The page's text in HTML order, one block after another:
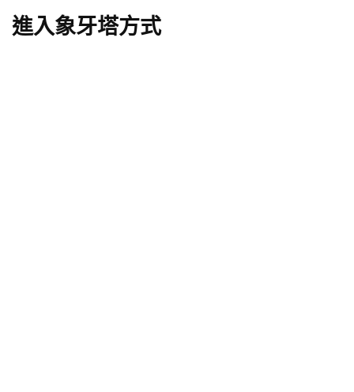
進入象牙塔方式